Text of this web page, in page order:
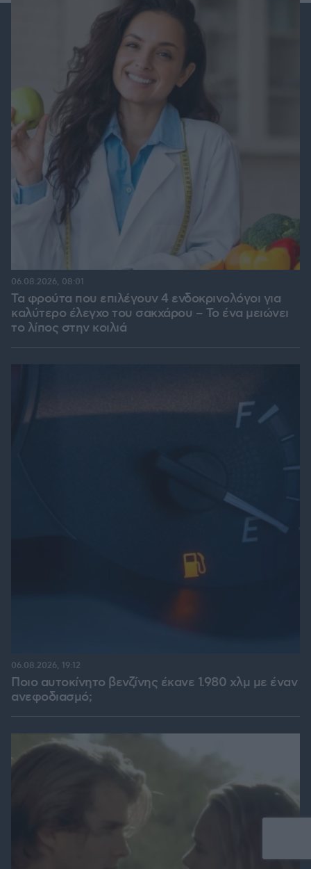
Τα φρούτα που επιλέγουν 4 ενδοκρινολόγοι για
καλύτερο έλεγχο του σακχάρου – Το ένα μειώνει
το λίπος στην κοιλιά
06.08.2026, 08:01
Ποιο αυτοκίνητο βενζίνης έκανε 1.980 χλμ με έναν
ανεφοδιασμό;
06.08.2026, 19:12